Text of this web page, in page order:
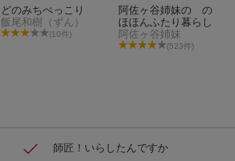
どのみちぺっこり
飯尾和樹（ずん）
(10件)
阿佐ヶ谷姉妹の の
ほほんふたり暮らし
阿佐ヶ谷姉妹
(523件)
師匠！いらしたんですか